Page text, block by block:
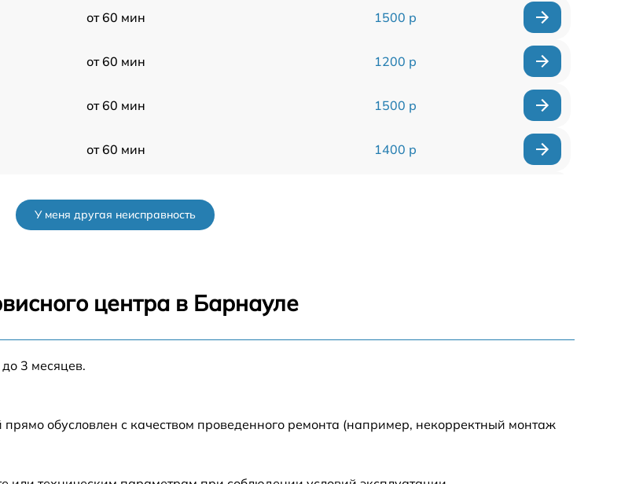
от 60 мин 1500 р
от 60 мин 1200 р
от 60 мин 1500 р
от 60 мин 1400 р
У меня другая неисправность
центра в Барнауле
3 месяцев.
обусловлен с качеством проведенного ремонта (например, некорректный монтаж